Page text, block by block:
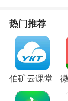
社交app!你可
造梦想中的豪
活。
热门推荐
伯矿云课堂手